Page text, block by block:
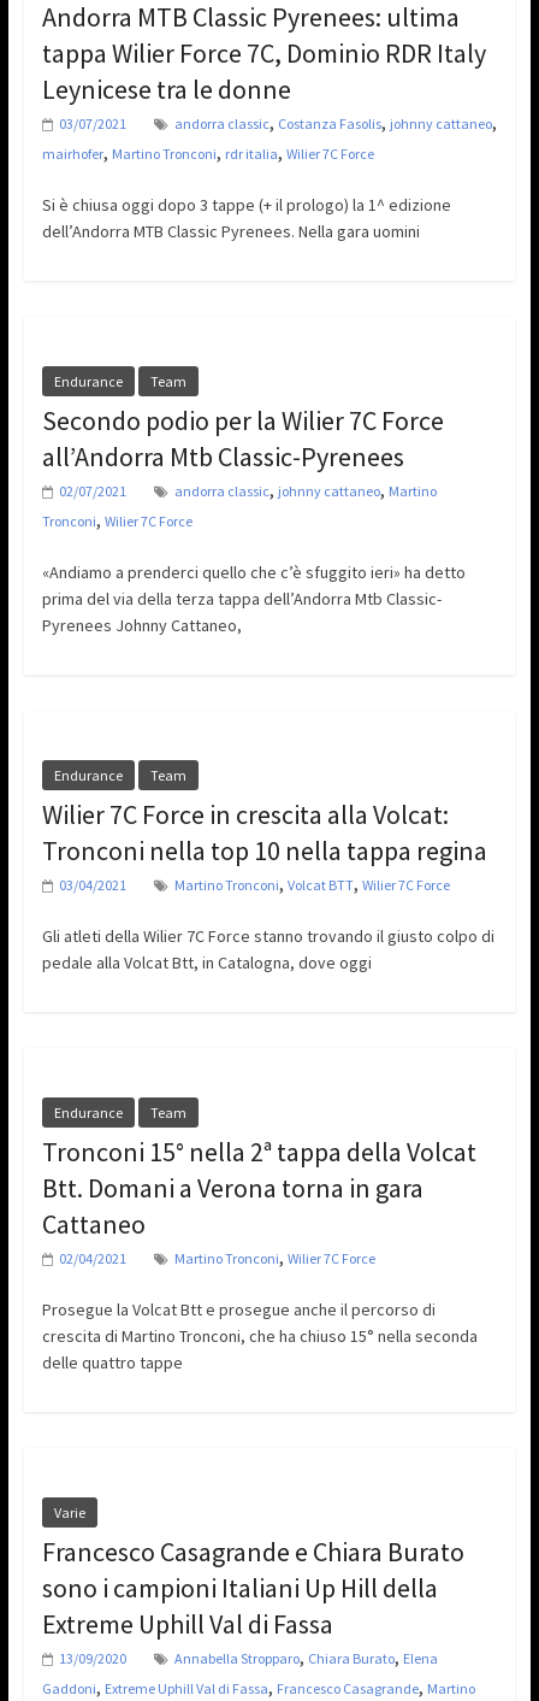
Andorra MTB Classic Pyrenees: ultima
tappa Wilier Force 7C, Dominio RDR Italy
Leynicese tra le donne
03/07/2021 andorra classic, Costanza Fasolis, johnny cattaneo,
mairhofer, Martino Tronconi, rdr italia, Wilier 7C Force
Si è chiusa oggi dopo 3 tappe (+ il prologo) la 1^ edizione
dell’Andorra MTB Classic Pyrenees. Nella gara uomini
Endurance Team
Secondo podio per la Wilier 7C Force
all’Andorra Mtb Classic-Pyrenees
02/07/2021 andorra classic, johnny cattaneo, Martino
Tronconi, Wilier 7C Force
«Andiamo a prenderci quello che c’è sfuggito ieri» ha detto
prima del via della terza tappa dell’Andorra Mtb Classic-
Pyrenees Johnny Cattaneo,
Endurance Team
Wilier 7C Force in crescita alla Volcat:
Tronconi nella top 10 nella tappa regina
03/04/2021 Martino Tronconi, Volcat BTT, Wilier 7C Force
Gli atleti della Wilier 7C Force stanno trovando il giusto colpo di
pedale alla Volcat Btt, in Catalogna, dove oggi
Endurance Team
Tronconi 15° nella 2ª tappa della Volcat
Btt. Domani a Verona torna in gara
Cattaneo
02/04/2021 Martino Tronconi, Wilier 7C Force
Prosegue la Volcat Btt e prosegue anche il percorso di
crescita di Martino Tronconi, che ha chiuso 15° nella seconda
delle quattro tappe
Varie
Francesco Casagrande e Chiara Burato
sono i campioni Italiani Up Hill della
Extreme Uphill Val di Fassa
13/09/2020 Annabella Stropparo, Chiara Burato, Elena
Gaddoni, Extreme Uphill Val di Fassa, Francesco Casagrande, Martino